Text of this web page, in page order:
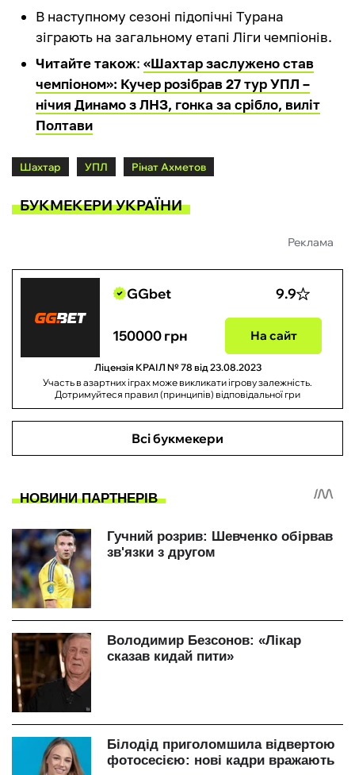
В наступному сезоні підопічні Турана
зіграють на загальному етапі Ліги чемпіонів.
Читайте також: «Шахтар заслужено став
чемпіоном»: Кучер розібрав 27 тур УПЛ –
нічия Динамо з ЛНЗ, гонка за срібло, виліт
Полтави
Шахтар УПЛ Рінат Ахметов
БУКМЕКЕРИ УКРАЇНИ
Реклама
GGbet 9.9
150000 грн На сайт
Ліцензія КРАІЛ № 78 від 23.08.2023
Участь в азартних іграх може викликати ігрову залежність.
Дотримуйтеся правил (принципів) відповідальної гри
Всі букмекери